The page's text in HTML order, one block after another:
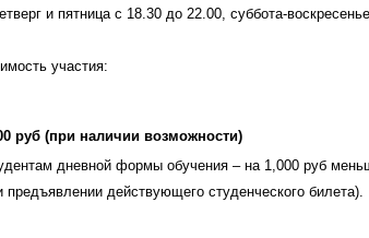
и пятница с 18.30 до 22.00, суббота-
участия:
руб (при наличии возможности)
дневной формы обучения – на 1,000 руб
предъявлении действующего студенческого билета).